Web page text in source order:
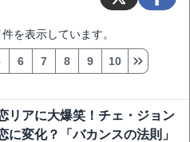
件を表示しています。
6 7 8 9 10
リアに大爆笑！チェ・ジョン
に変化？「バカンスの法則」